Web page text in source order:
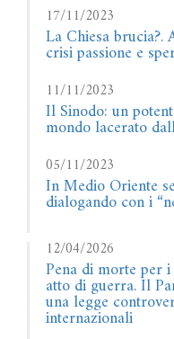
17/11/2023
La Chiesa brucia?.
crisi passione e
11/11/2023
Il Sinodo: un
mondo lacerato
05/11/2023
In Medio Oriente
dialogando con i
12/04/2026
Pena di morte per i
atto di guerra. Il
una legge
internazionali